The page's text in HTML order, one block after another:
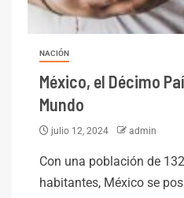
NACIÓN
México, el Décimo
Mundo
julio 12, 2024 admin
Con una población de
habitantes, México se